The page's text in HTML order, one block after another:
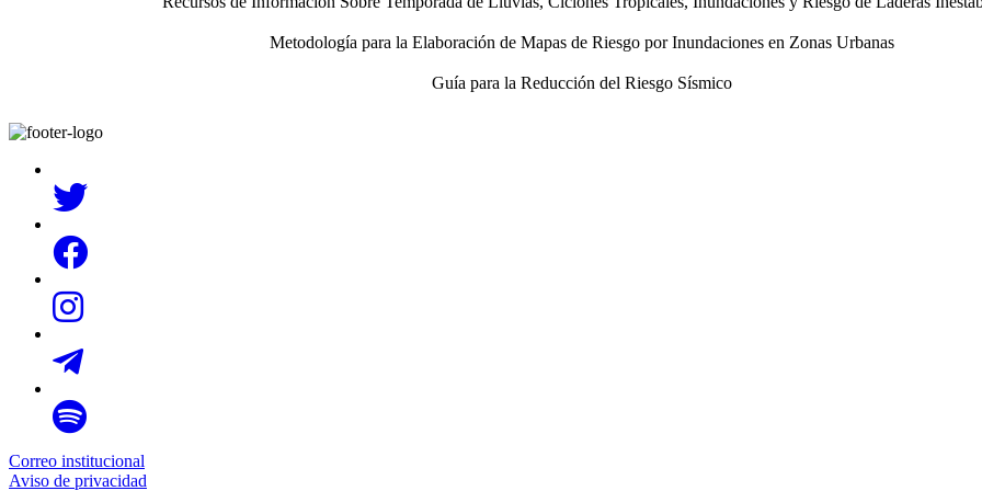
Metodología para la Elaboración de Mapas de Riesgo por Inundaciones en Zonas Urbanas
Guía para la Reducción del Riesgo Sísmico
Correo institucional
Aviso de privacidad